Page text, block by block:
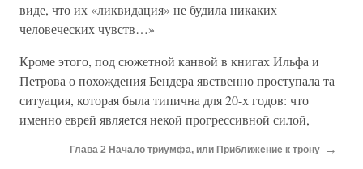
виде, что их «ликвидация» не будила никаких
человеческих чувств…»
Кроме этого, под сюжетной канвой в книгах Ильфа и
Петрова о похождения Бендера явственно проступала та
ситуация, которая была типична для 20-х годов: что
именно еврей является некой прогрессивной силой,
консервативного «русака». Как заметил Максим Горький:
Глава 2 Начало триумфа, или Приближение к трону →